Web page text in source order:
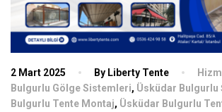
2 Mart 2025 By Liberty Tente
Bulgurlu Gölge Sistemleri, Üsküdar Bulgurlu
Bulgurlu Tente Montaj, Üsküdar Bulgurlu